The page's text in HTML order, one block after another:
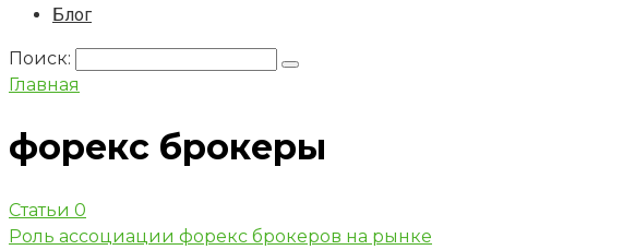
Блог
Поиск:
Главная
форекс брокеры
Статьи 0
Роль ассоциации форекс брокеров на рынке